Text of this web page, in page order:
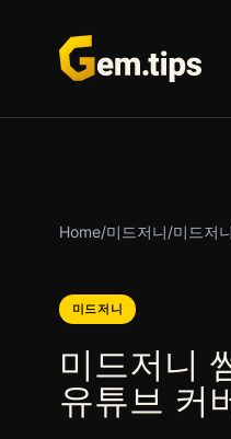
건
Home/미드저니/미드저
미드저니
미드저니
유튜브 커